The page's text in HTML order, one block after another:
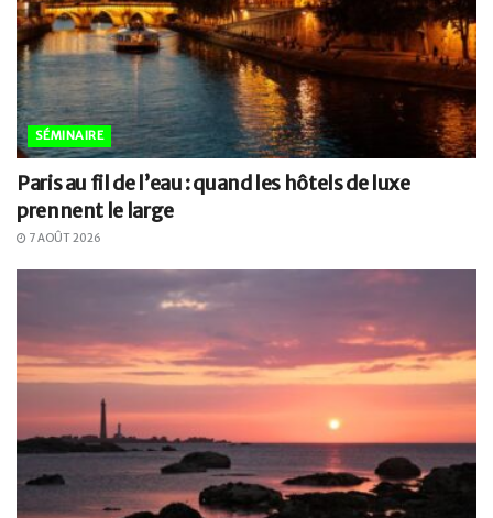
SÉMINAIRE
Paris au fil de l’eau : quand les hôtels de luxe
prennent le large
7 AOÛT 2026